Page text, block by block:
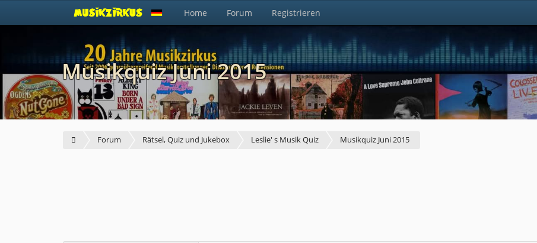
Home Forum Registrieren
Musikquiz Juni 2015
Forum Rätsel, Quiz und Jukebox Leslie' s Musik Quiz Musikquiz Juni 2015